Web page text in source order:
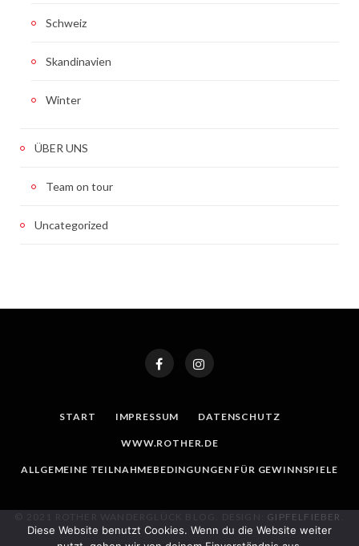
Schweiz
Skandinavien
Winter
ÜBER UNS
Team on tour
Uncategorized
START IMPRESSUM DATENSCHUTZ
WWW.ROTHER.DE
ALLGEMEINE TEILNAHMEBEDINGUNGEN FÜR GEWINNSPIELE
GIPFELFIEBER
Diese Website benutzt Cookies. Wenn du die Website weiter